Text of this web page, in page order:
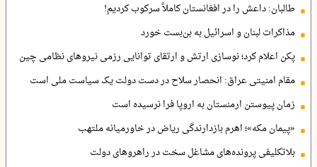
طالبان: داعش را در افغانستان کاملاً سرکوب کردیم!
مذاکرات لبنان و اسرائیل به بن‌بست خورد
پکن اعلام کرد؛ نوسازی ارتش و ارتقای توانایی رزمی نیروهای نظامی چین
مقام امنیتی عراق: انحصار سلاح در دست دولت یک سیاست ملی است
زمان پیوستن ارمنستان به اروپا فرا نرسیده است
«پیمان مکه»؛ اهرم بازدارندگی ریاض در خاورمیانه ملتهب
بلاتکلیفی پرونده‌های مشاغل سخت در راهروهای دولت